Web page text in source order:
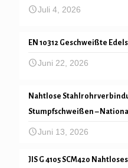
Juli 4, 2026
EN 10312 Geschweißte
Juni 22, 2026
Nahtlose
Stumpfschweißen –
Juni 13, 2026
JIS G 4105 SCM420